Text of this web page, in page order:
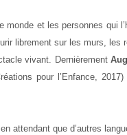
et les personnes qui
librement sur les murs, les
vivant. Dernièrement
pour l’Enfance,
attendant que d’autres